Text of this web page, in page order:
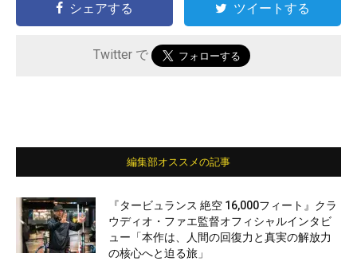
シェアする ツイートする
Twitter で
編集部オススメの記事
『タービュランス 絶空 16,000フィート』クラ
ウディオ・ファエ監督オフィシャルインタビ
ュー「本作は、人間の回復力と真実の解放力
の核心へと迫る旅」